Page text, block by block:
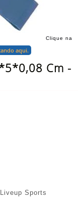
Clique na
aqui.
Cm -
Sports